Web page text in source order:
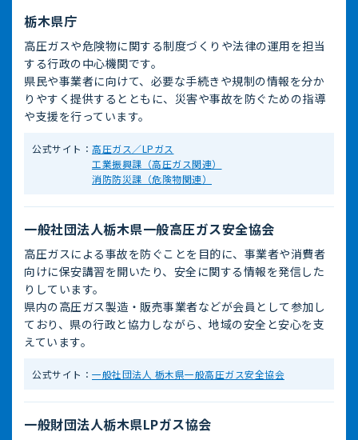
栃木県庁
高圧ガスや危険物に関する制度づくりや法律の運用を担当
する行政の中心機関です。
県民や事業者に向けて、必要な手続きや規制の情報を分か
りやすく提供するとともに、災害や事故を防ぐための指導
や支援を行っています。
公式サイト： 高圧ガス／LPガス
工業振興課（高圧ガス関連）
消防防災課（危険物関連）
一般社団法人栃木県一般高圧ガス安全協会
高圧ガスによる事故を防ぐことを目的に、事業者や消費者
向けに保安講習を開いたり、安全に関する情報を発信した
りしています。
県内の高圧ガス製造・販売事業者などが会員として参加し
ており、県の行政と協力しながら、地域の安全と安心を支
えています。
公式サイト： 一般社団法人 栃木県一般高圧ガス安全協会
一般財団法人栃木県LPガス協会